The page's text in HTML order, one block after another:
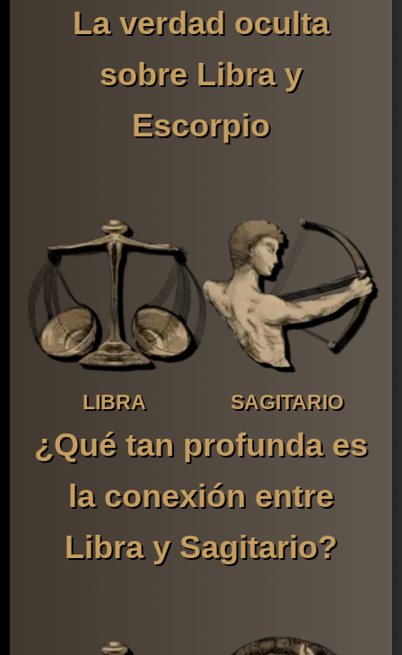
La verdad oculta
sobre Libra y
Escorpio
LIBRA SAGITARIO
¿Qué tan profunda es
la conexión entre
Libra y Sagitario?